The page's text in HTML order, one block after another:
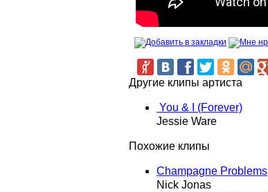
Другие клипы артиста
You & I (Forever)
Jessie Ware
Похожие клипы
Champagne Problems
Nick Jonas